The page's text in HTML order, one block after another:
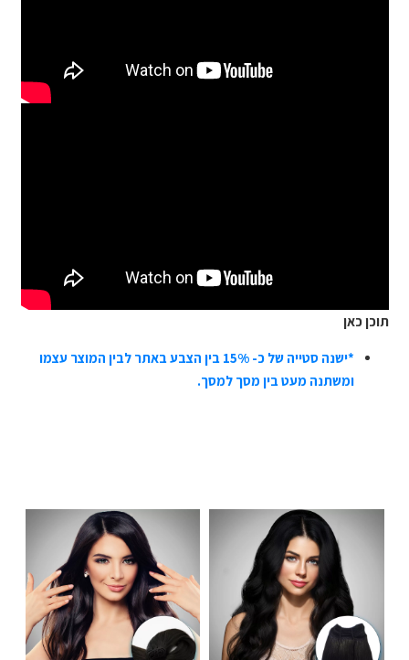
תוכן כאן
*ישנה סטייה של כ- 15% בין הצבע באתר לבין המוצר עצמו
ומשתנה מעט בין מסך למסך.